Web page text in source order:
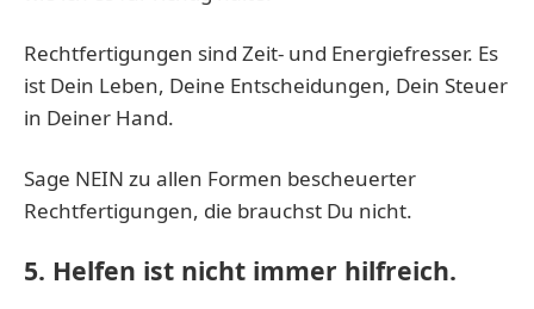
Rechtfertigungen sind Zeit- und Energiefresser. Es
ist Dein Leben, Deine Entscheidungen, Dein Steuer
in Deiner Hand.
Sage NEIN zu allen Formen bescheuerter
Rechtfertigungen, die brauchst Du nicht.
5. Helfen ist nicht immer hilfreich.